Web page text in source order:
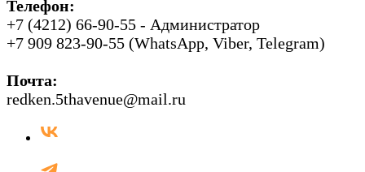
Телефон:
+7 (4212) 66-90-55 - Администратор
+7 909 823-90-55 (WhatsApp, Viber, Telegram)
Почта:
redken.5thavenue@mail.ru